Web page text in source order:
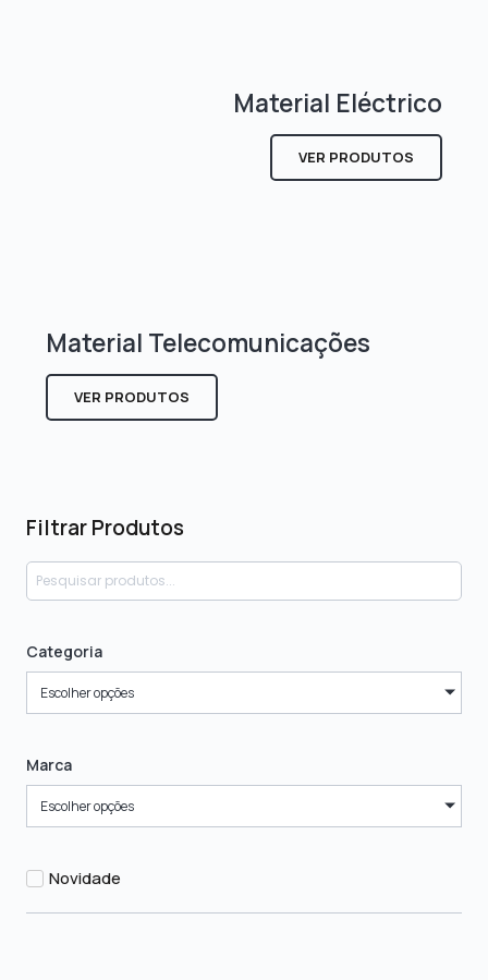
Filtrar Produtos
Categoria
Escolher opções
Marca
Escolher opções
Novidade
Material Eléctrico
VER PRODUTOS
Material Telecomunicações
VER PRODUTOS